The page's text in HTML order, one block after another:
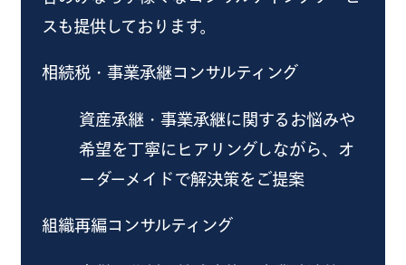
スも提供しております。
相続税・事業承継コンサルティング
資産承継・事業承継に関するお悩みや
希望を丁寧にヒアリングしながら、オ
ーダーメイドで解決策をご提案
組織再編コンサルティング